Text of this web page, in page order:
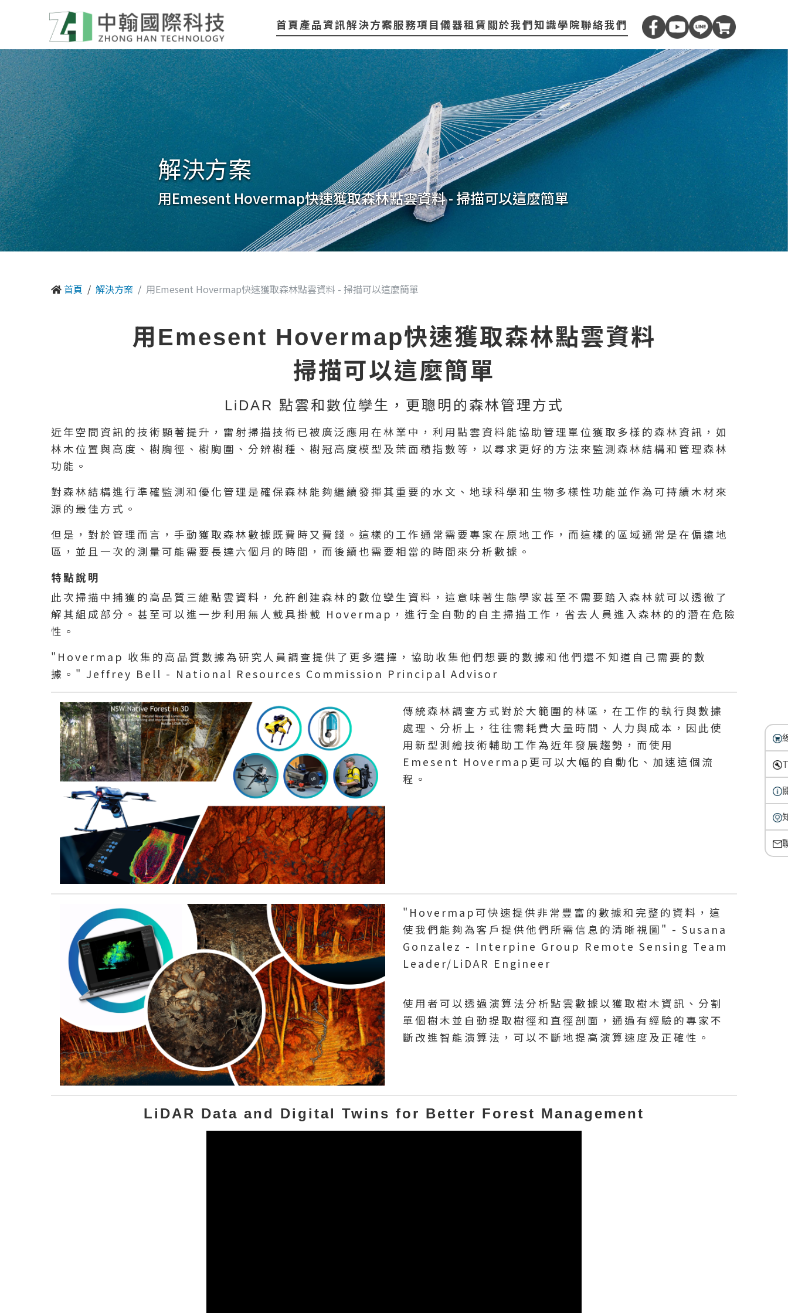
首頁產品資訊解決方案服務項目儀器租賃關於我們知識學院聯絡我們
解決方案
用Emesent Hovermap快速獲取森林點雲資料 - 掃描可以這麼簡單
首頁 解決方案 用Emesent Hovermap快速獲取森林點雲資料 - 掃描可以這麼簡單
用Emesent Hovermap快速獲取森林點雲資料
掃描可以這麼簡單
LiDAR 點雲和數位孿生，更聰明的森林管理方式
近年空間資訊的技術顯著提升，雷射掃描技術已被廣泛應用在林業中，利用點雲資料能協助管理單位獲取多樣的森林資訊，如
林木位置與高度、樹胸徑、樹胸圍、分辨樹種、樹冠高度模型及葉面積指數等，以尋求更好的方法來監測森林結構和管理森林
功能。
對森林結構進行準確監測和優化管理是確保森林能夠繼續發揮其重要的水文、地球科學和生物多樣性功能並作為可持續木材來
源的最佳方式。
但是，對於管理而言，手動獲取森林數據既費時又費錢。這樣的工作通常需要專家在原地工作，而這樣的區域通常是在偏遠地
區，並且一次的測量可能需要長達六個月的時間，而後續也需要相當的時間來分析數據。
特點說明
此次掃描中捕獲的高品質三維點雲資料，允許創建森林的數位孿生資料，這意味著生態學家甚至不需要踏入森林就可以透徹了
解其組成部分。 甚至可以進一步利用無人載具掛載 Hovermap，進行全自動的自主掃描工作，省去人員進入森林的的潛在危險
性。
"Hovermap 收集的高品質數據為研究人員調查提供了更多選擇，協助收集他們想要的數據和他們還不知道自己需要的數
據。" Jeffrey Bell - National Resources Commission Principal Advisor
傳統森林調查方式對於大範圍的林區，在工作的執行與數據
處理、分析上，往往需耗費大量時間、人力與成本，因此使
用新型測繪技術輔助工作為近年發展趨勢，而使用
Emesent Hovermap更可以大幅的自動化、加速這個流
程。
"Hovermap可快速提供非常豐富的數據和完整的資料，這
使我們能夠為客戶提供他們所需信息的清晰視圖" - Susana
Gonzalez - Interpine Group Remote Sensing Team
Leader/LiDAR Engineer
使用者可以透過演算法分析點雲數據以獲取樹木資訊、分割
單個樹木並自動提取樹徑和直徑剖面，通過有經驗的專家不
斷改進智能演算法，可以不斷地提高演算速度及正確性。
LiDAR Data and Digital Twins for Better Forest Management